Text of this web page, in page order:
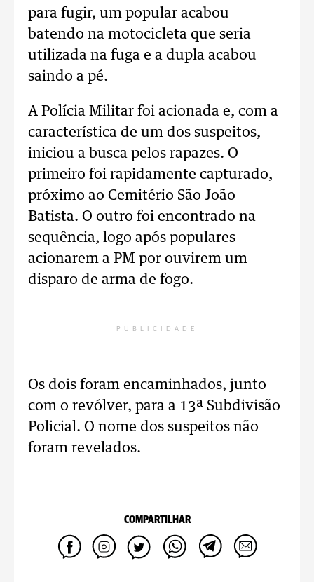
para fugir, um popular acabou
batendo na motocicleta que seria
utilizada na fuga e a dupla acabou
saindo a pé.
A Polícia Militar foi acionada e, com a
característica de um dos suspeitos,
iniciou a busca pelos rapazes. O
primeiro foi rapidamente capturado,
próximo ao Cemitério São João
Batista. O outro foi encontrado na
sequência, logo após populares
acionarem a PM por ouvirem um
disparo de arma de fogo.
PUBLICIDADE
Os dois foram encaminhados, junto
com o revólver, para a 13ª Subdivisão
Policial. O nome dos suspeitos não
foram revelados.
COMPARTILHAR